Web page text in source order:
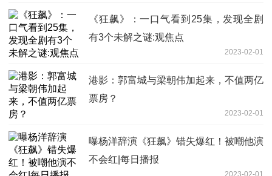
《狂飙》：一口气看到25集，发现全剧
有3个未解之谜:观焦点
2023-02-01
港影：郭富城与梁朝伟加起来，不值两亿
票房？
2023-02-01
曝杨洋辞演《狂飙》错失爆红！被嘲他演
不会红|每日播报
2023-02-01